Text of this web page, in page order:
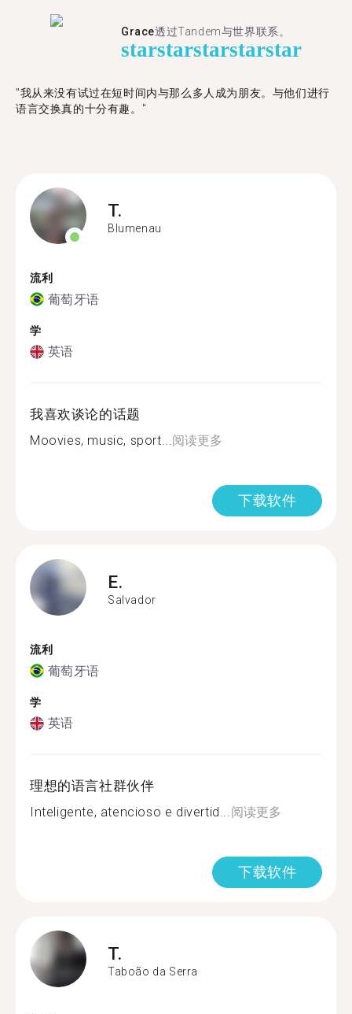
Grace透过Tandem与世界联系。
starstarstarstarstar
"我从来没有试过在短时间内与那么多人成为朋友。与他们进行
语言交换真的十分有趣。"
T.
Blumenau
流利
葡萄牙语
学
英语
我喜欢谈论的话题
Moovies, music, sport...阅读更多
下载软件
E.
Salvador
流利
葡萄牙语
学
英语
理想的语言社群伙伴
Inteligente, atencioso e divertid...阅读更多
下载软件
T.
Taboão da Serra